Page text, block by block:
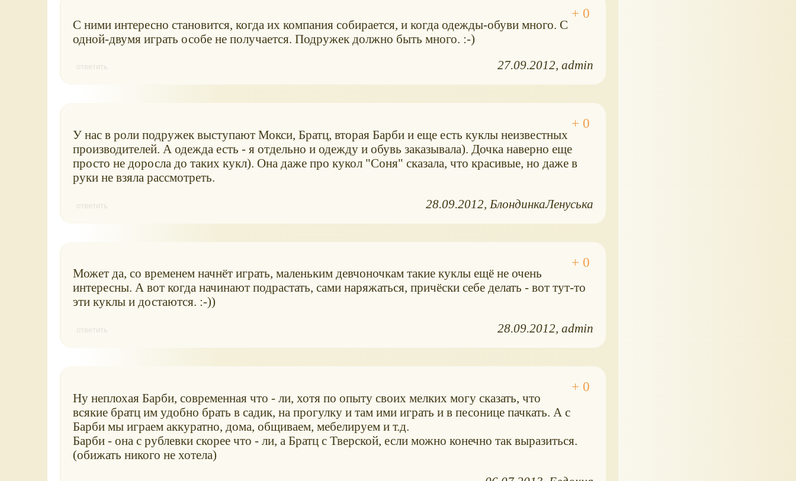
С ними интересно становится, когда их компания собирается, и когда одежды-обуви много. С
одной-двумя играть особе не получается. Подружек должно быть много. :-)
ответить 27.09.2012 admin
У нас в роли подружек выступают Мокси, Братц, вторая Барби и еще есть куклы неизвестных
производителей. А одежда есть - я отдельно и одежду и обувь заказывала). Дочка наверно еще
просто не доросла до таких кукл). Она даже про кукол "Соня" сказала, что красивые, но даже в
руки не взяла рассмотреть.
ответить 28.09.2012 БлондинкаЛенуська
Может да, со временем начнёт играть, маленьким девчоночкам такие куклы ещё не очень
интересны. А вот когда начинают подрастать, сами наряжаться, причёски себе делать - вот тут-то
эти куклы и достаются. :-))
ответить 28.09.2012 admin
Ну неплохая Барби, современная что - ли, хотя по опыту своих мелких могу сказать, что
всякие братц им удобно брать в садик, на прогулку и там ими играть и в песонице пачкать. А с
Барби мы играем аккуратно, дома, общиваем, мебелируем и т.д.
Барби - она с рублевки скорее что - ли, а Братц с Тверской, если можно конечно так выразиться.
(обижать никого не хотела)